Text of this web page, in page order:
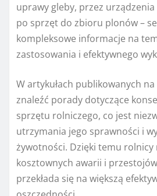
uprawy gleby, przez
po sprzęt do zbioru plonów –
kompleksowe informacje na
zastosowania i efektywnego
W artykułach publikowanych
znaleźć porady dotyczące
sprzętu rolniczego, co jest
utrzymania jego sprawności i
żywotności. Dzięki temu rolnicy
kosztownych awarii i
przekłada się na większą